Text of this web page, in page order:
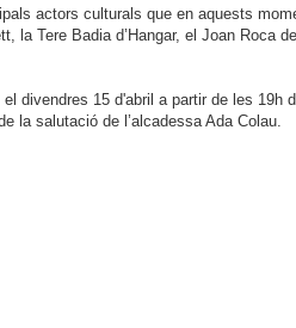
actors culturals que en aquests
la Tere Badia d’Hangar, el Joan Roca
divendres 15 d'abril a partir de les 19h
la salutació de l’alcadessa Ada Colau.